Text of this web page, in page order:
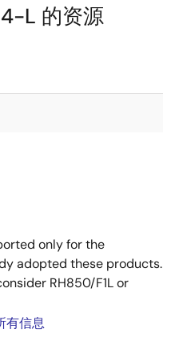
L 的资源
only for the
adopted these products.
RH850/F1L or
有信息